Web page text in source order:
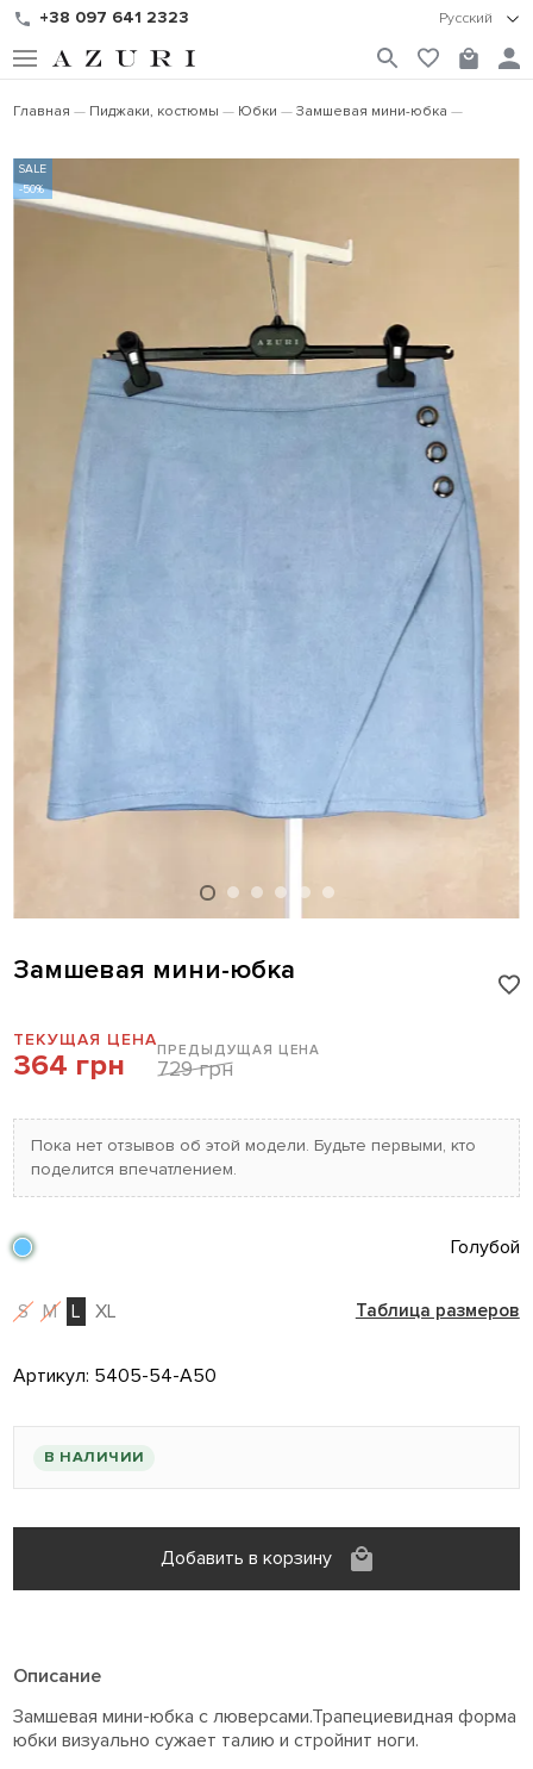
+38 097 641 2323 Русский
Главная Пиджаки, костюмы Юбки Замшевая мини-юбка
Замшевая мини-юбка
ТЕКУЩАЯ ЦЕНА
364 грн ПРЕДЫДУЩАЯ ЦЕНА
729 грн
Пока нет отзывов об этой модели. Будьте первыми, кто
поделится впечатлением.
Голубой
S M L XL Таблица размеров
Артикул: 5405-54-A50
В НАЛИЧИИ
Добавить в корзину
Описание
Замшевая мини-юбка с люверсами.Трапециевидная форма
юбки визуально сужает талию и стройнит ноги.